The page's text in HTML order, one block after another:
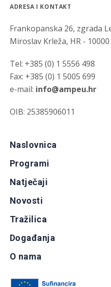
ADRESA I KONTAKT
Frankopanska 26, zgrada
Miroslav Krleža, HR -
Tel: +385 (0) 1 5556 498
Fax: +385 (0) 1 5005 699
e-mail: info@ampeu.hr
OIB: 25385906011
Naslovnica
Programi
Natječaji
Novosti
Tražilica
Događanja
O nama